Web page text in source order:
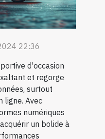
22:36
d'occasion
et regorge
surtout
ligne. Avec
numériques
un bolide à